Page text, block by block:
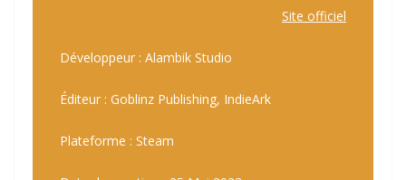
Site officiel
Développeur : Alambik Studio
Éditeur : Goblinz Publishing, IndieArk
Plateforme : Steam